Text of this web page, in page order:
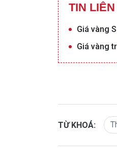
TIN
Giá vàng
Giá vàng
TỪ KHOÁ: